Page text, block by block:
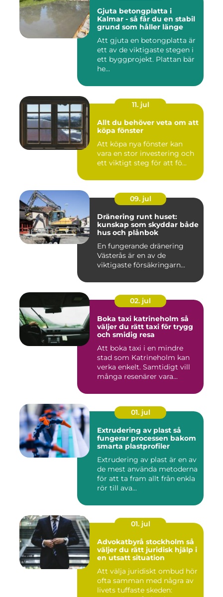
Gjuta betongplatta i
Kalmar - så får du en stabil
grund som håller länge
Att gjuta en betongplatta är
ett av de viktigaste stegen i
ett byggprojekt. Plattan bär
he...
11. jul
Allt du behöver veta om att
köpa fönster
Att köpa nya fönster kan
vara en stor investering och
ett viktigt steg för att fö...
09. jul
Dränering runt huset:
kunskap som skyddar både
hus och plånbok
En fungerande dränering
Västerås är en av de
viktigaste försäkringarn...
02. jul
Boka taxi katrineholm så
väljer du rätt taxi för trygg
och smidig resa
Att boka taxi i en mindre
stad som Katrineholm kan
verka enkelt. Samtidigt vill
många resenärer vara...
01. jul
Extrudering av plast så
fungerar processen bakom
smarta plastprofiler
Extrudering av plast är en av
de mest använda metoderna
för att ta fram allt från enkla
rör till ava...
01. jul
Advokatbyrå stockholm så
väljer du rätt juridisk hjälp i
en utsatt situation
Att välja juridiskt ombud hör
ofta samman med några av
livets tuffaste skeden: